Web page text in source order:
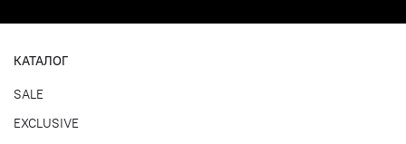
КАТАЛОГ
SALE
EXCLUSIVE